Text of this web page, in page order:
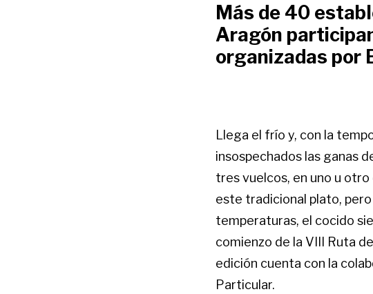
Más de 40
Aragón
organizadas por
Llega el frío y, con la
insospechados las ganas
tres vuelcos, en uno u
este tradicional plato,
temperaturas, el cocido
comienzo de la VIII Ruta
edición cuenta con la
Particular.